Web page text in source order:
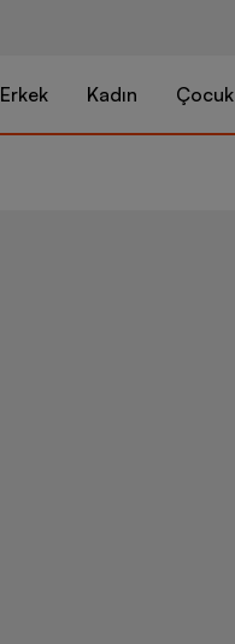
Erkek Kadın Çocuk